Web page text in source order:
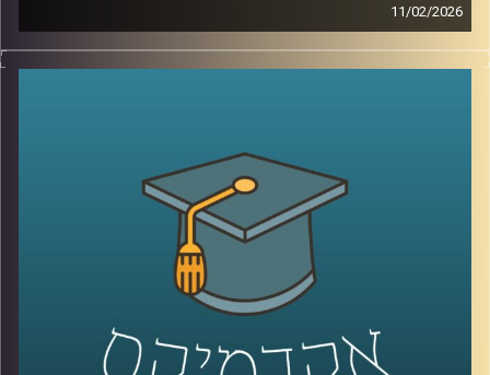
11/02/2026
היום אנחנו נוגעים באחת השאלות הכי בוערות בדמוקרטיה, מה
זה בעצם אמון ציבורי, למה הוא כל כך חיוני לתפקוד של מדינה,
בבית המשפט העליון, אז מה אפשר ללמוד מהמספרים, האם
זה משבר רגעי או מגמה ארוכה, למה אמון נהיה תלוי מחנה
פוליטי, ומה המשמעות של זה לתחושת הייצוג, לציות לחוק,
ולחוסן החברתי, כדי לעשות סדר הזמנו את פרופ׳ אמנון כוורי,
פרופסור חבר וראש המכון לחירות ואחריות בבית ספר לאודר
לממשל ודיפלומטיה באוניברסיטת רייכמן, וביחד ננסה להבין
מה עומד מאחורי הנתונים, מה המדינה והחברה יכולות לעשות
כדי לשקם את האמון שלנו?